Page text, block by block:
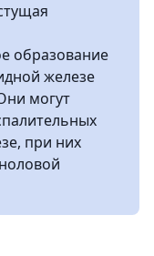
образование
железе
могут
при них